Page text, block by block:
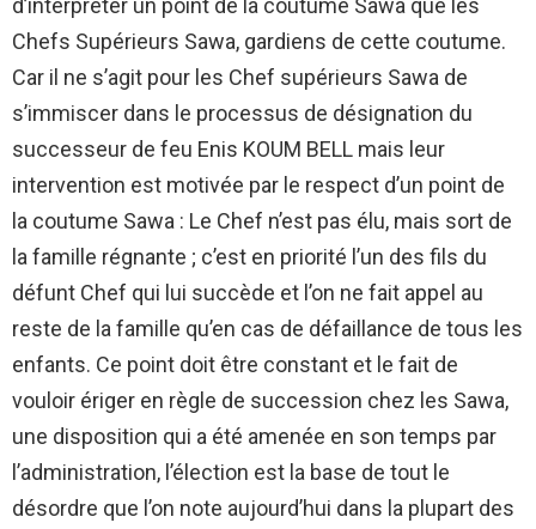
d’interpréter un point de la coutume Sawa que les
Chefs Supérieurs Sawa, gardiens de cette coutume.
Car il ne s’agit pour les Chef supérieurs Sawa de
s’immiscer dans le processus de désignation du
successeur de feu Enis KOUM BELL mais leur
intervention est motivée par le respect d’un point de
la coutume Sawa : Le Chef n’est pas élu, mais sort de
la famille régnante ; c’est en priorité l’un des fils du
défunt Chef qui lui succède et l’on ne fait appel au
reste de la famille qu’en cas de défaillance de tous les
enfants. Ce point doit être constant et le fait de
vouloir ériger en règle de succession chez les Sawa,
une disposition qui a été amenée en son temps par
l’administration, l’élection est la base de tout le
désordre que l’on note aujourd’hui dans la plupart des